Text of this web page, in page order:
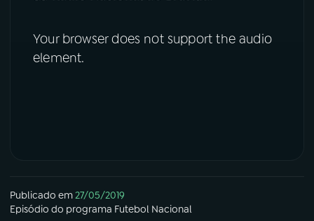
TikTok
Your browser does not support the audio
element.
Publicado em27/05/2019
Episódio do programa Futebol Nacional